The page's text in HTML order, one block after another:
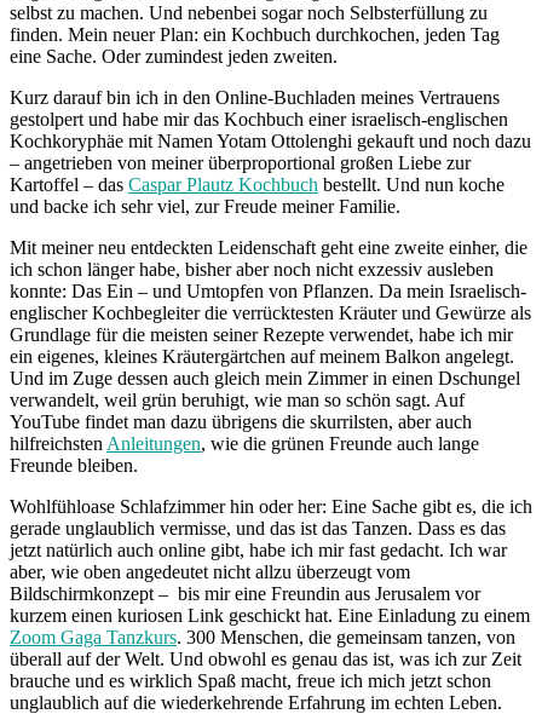
selbst zu machen. Und nebenbei sogarnoch Selbsterfüllung zu
finden. Mein neuer Plan: ein Kochbuch durchkochen, jeden Tag
eine Sache. Oder zumindest jeden zweiten.
Kurz darauf bin ich in den Online-Buchladen meines Vertrauens
gestolpert und habe mir das Kochbuch einer israelisch-englischen
Kochkoryphäe mit Namen Yotam Ottolenghi gekauft und noch dazu
– angetrieben von meiner überproportional großen Liebe zur
Kartoffel – das Caspar Plautz Kochbuch bestellt. Und nun koche
und backe ich sehr viel, zur Freude meiner Familie.
Mit meiner neu entdeckten Leidenschaft geht eine zweite einher, die
ich schon länger habe, bisher aber noch nicht exzessiv ausleben
konnte: Das Ein – und Umtopfen von Pflanzen. Da mein Israelisch-
englischer Kochbegleiter die verrücktesten Kräuter und Gewürze als
Grundlage für die meisten seiner Rezepte verwendet, habe ich mir
ein eigenes, kleines Kräutergärtchen auf meinem Balkon angelegt.
Und im Zuge dessen auch gleich mein Zimmer in einen Dschungel
verwandelt, weil grün beruhigt, wie man so schön sagt. Auf
YouTube findet man dazu übrigens die skurrilsten, aber auch
hilfreichsten Anleitungen, wie die grünen Freunde auch lange
Freunde bleiben.
Wohlfühloase Schlafzimmer hin oder her: Eine Sache gibt es, die ich
gerade unglaublich vermisse, und das ist das Tanzen. Dass es das
jetzt natürlich auch online gibt, habe ich mir fast gedacht. Ich war
aber, wie oben angedeutet nicht allzu überzeugt vom
Bildschirmkonzept – bis mir eine Freundin aus Jerusalem vor
kurzem einen kuriosen Link geschickt hat. Eine Einladung zu einem
Zoom Gaga Tanzkurs. 300 Menschen, die gemeinsam tanzen, von
überall auf der Welt. Und obwohl es genau das ist, was ich zur Zeit
brauche und es wirklich Spaß macht, freue ich mich jetzt schon
unglaublich auf die wiederkehrende Erfahrung im echten Leben.